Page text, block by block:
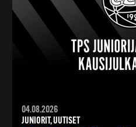
04.08.2026
JUNIORIT, UUTISET